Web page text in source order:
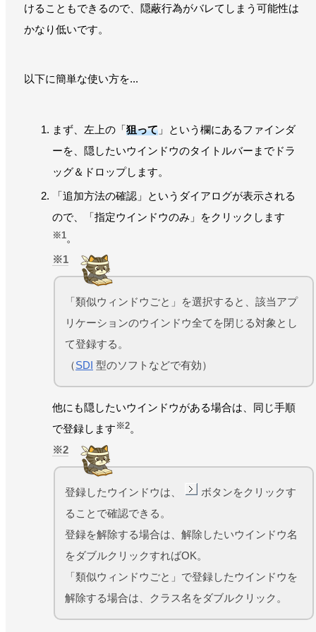
けることもできるので、隠蔽行為がバレてしまう可能性は
かなり低いです。
以下に簡単な使い方を...
まず、左上の「狙って 」という欄にあるファインダ
ーを、隠したいウインドウのタイトルバーまでドラ
ッグ＆ドロップします。
「追加方法の確認」というダイアログが表示される
ので、「指定ウインドウのみ」をクリックします
※1。
1
「類似ウィンドウごと」を選択すると、該当アプ
リケーションのウインドウ全てを閉じる対象とし
て登録する。
（SDI 型のソフトなどで有効）
他にも隠したいウインドウがある場合は、同じ手順
で登録します ※2。
2
登録したウインドウは、
ボタンをクリックす
ることで確認できる。
登録を解除する場合は、解除したいウインドウ名
をダブルクリックすればOK。
「類似ウィンドウごと」で登録したウインドウを
解除する場合は、クラス名をダブルクリック。